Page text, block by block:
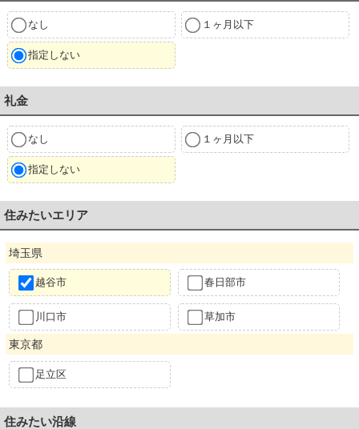
なし １ヶ月以下
指定しない
礼金
なし １ヶ月以下
指定しない
住みたいエリア
埼玉県
越谷市 春日部市
川口市 草加市
東京都
足立区
住みたい沿線